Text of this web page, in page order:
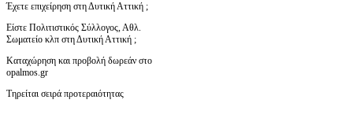
Έχετε επιχείρηση στη Δυτική Αττική ;
Είστε Πολιτιστικός Σύλλογος, Αθλ.
Σωματείο κλπ στη Δυτική Αττική ;
Καταχώρηση και προβολή δωρεάν στο
opalmos.gr
Τηρείται σειρά προτεραιότητας